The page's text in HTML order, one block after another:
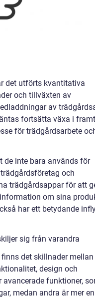
det utförts kvantitativa
och tillväxten av
av
fortsätta växa i
för trädgårdsarbete
de inte bara används för
och
trädgårdsappar för att
om sina
har ett betydande
sig från varandra
det skillnader
design och
funktioner,
medan andra är mer